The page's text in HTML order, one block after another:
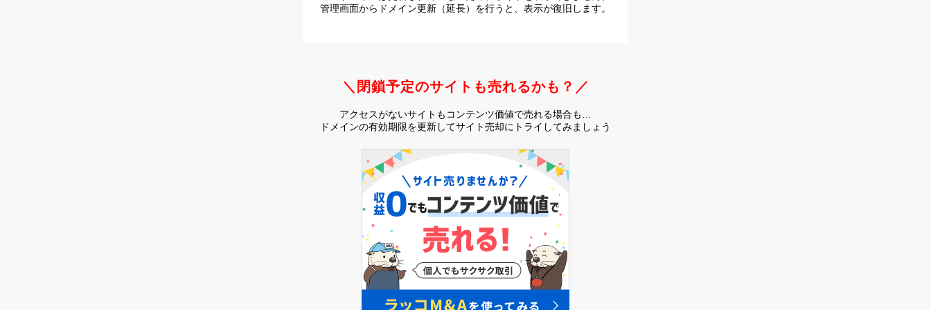
管理画面からドメイン更新（延長）を行うと、 表示が復旧します。
＼閉鎖予定のサイトも売れるかも？／
アクセスがないサイトもコンテンツ価値で売れる場合も…
ドメインの有効期限を更新してサイト売却にトライしてみましょう